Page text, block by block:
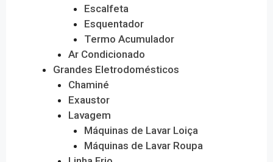
Escalfeta
Esquentador
Termo Acumulador
Ar Condicionado
Grandes Eletrodomésticos
Chaminé
Exaustor
Lavagem
Máquinas de Lavar Loiça
Máquinas de Lavar Roupa